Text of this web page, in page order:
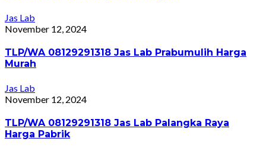
Jas Lab
November 12, 2024
TLP/WA 08129291318 Jas Lab Prabumulih Harga
Murah
Jas Lab
November 12, 2024
TLP/WA 08129291318 Jas Lab Palangka Raya
Harga Pabrik